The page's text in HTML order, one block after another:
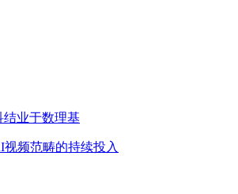
结业于数理基
频范畴的持续投入